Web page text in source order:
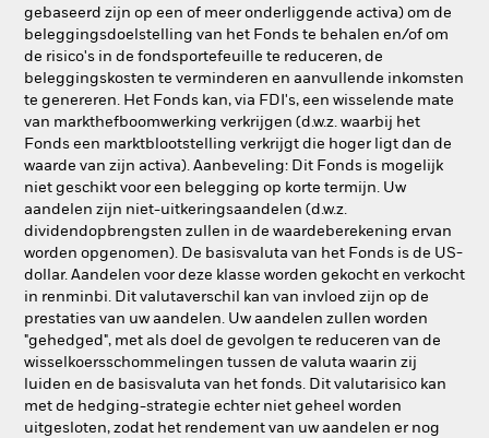
gebaseerd zijn op een of meer onderliggende activa) om de
beleggingsdoelstelling van het Fonds te behalen en/of om
de risico's in de fondsportefeuille te reduceren, de
beleggingskosten te verminderen en aanvullende inkomsten
te genereren. Het Fonds kan, via FDI's, een wisselende mate
van markthefboomwerking verkrijgen (d.w.z. waarbij het
Fonds een marktblootstelling verkrijgt die hoger ligt dan de
waarde van zijn activa). Aanbeveling: Dit Fonds is mogelijk
niet geschikt voor een belegging op korte termijn. Uw
aandelen zijn niet-uitkeringsaandelen (d.w.z.
dividendopbrengsten zullen in de waardeberekening ervan
worden opgenomen). De basisvaluta van het Fonds is de US-
dollar. Aandelen voor deze klasse worden gekocht en verkocht
in renminbi. Dit valutaverschil kan van invloed zijn op de
prestaties van uw aandelen. Uw aandelen zullen worden
"gehedged", met als doel de gevolgen te reduceren van de
wisselkoersschommelingen tussen de valuta waarin zij
luiden en de basisvaluta van het fonds. Dit valutarisico kan
met de hedging-strategie echter niet geheel worden
uitgesloten, zodat het rendement van uw aandelen er nog